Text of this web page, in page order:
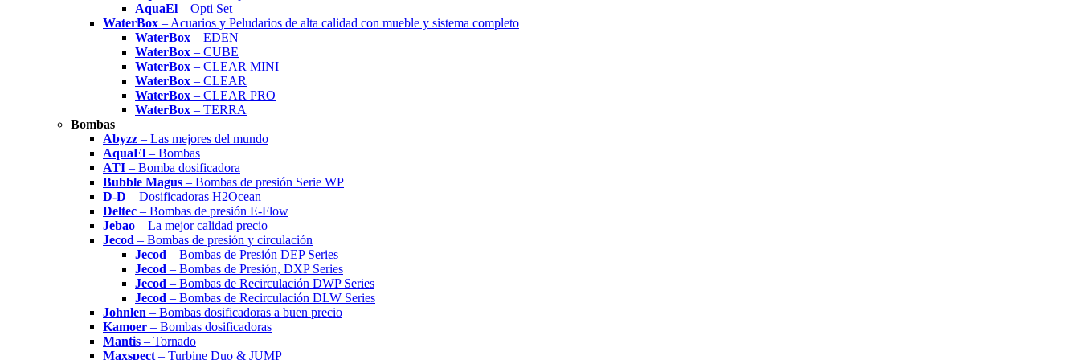
AquaEl – Opti Set
WaterBox – Acuarios y Peludarios de alta calidad con mueble y sistema completo
WaterBox – EDEN
WaterBox – CUBE
WaterBox – CLEAR MINI
WaterBox – CLEAR
WaterBox – CLEAR PRO
WaterBox – TERRA
Bombas
Abyzz – Las mejores del mundo
AquaEl – Bombas
ATI – Bomba dosificadora
Bubble Magus – Bombas de presión Serie WP
D-D – Dosificadoras H2Ocean
Deltec – Bombas de presión E-Flow
Jebao – La mejor calidad precio
Jecod – Bombas de presión y circulación
Jecod – Bombas de Presión DEP Series
Jecod – Bombas de Presión, DXP Series
Jecod – Bombas de Recirculación DWP Series
Jecod – Bombas de Recirculación DLW Series
Johnlen – Bombas dosificadoras a buen precio
Kamoer – Bombas dosificadoras
Mantis – Tornado
Maxspect – Turbine Duo & JUMP